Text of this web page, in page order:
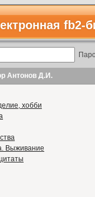
fb2-
Антонов Д.И.
хобби
Выживание